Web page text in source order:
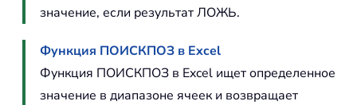
значение, если результат ЛОЖЬ.
Функция ПОИСКПОЗ в Excel
Функция ПОИСКПОЗ в Excel ищет определенное
значение в диапазоне ячеек и возвращает